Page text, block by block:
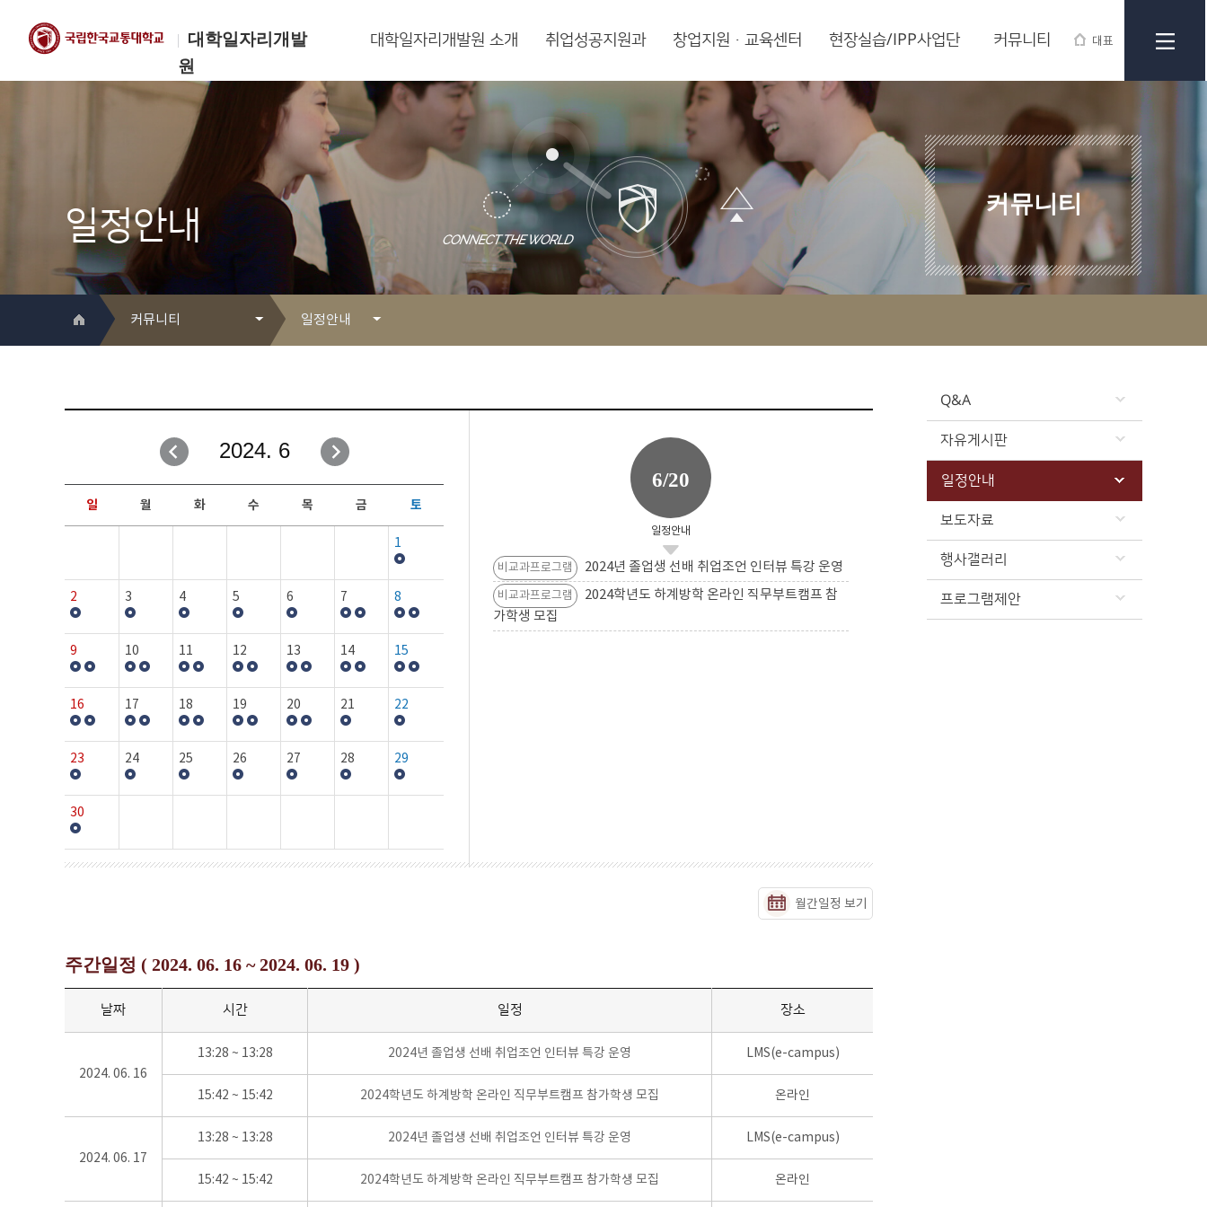
대학일자리개발
원
대표
한국교통대학교
대학일자리개발원
대학일자리개발원 소개 취업성공지원과 창업지원·교육센터 현장실습/IPP사업단 커뮤니티
일정안내
커뮤니티
커뮤니티
취업성공지원과
창업지원·교육센터
현장실습/IPP사업단
커뮤니티
일정안내
자유게시판
일정안내
보도자료
행사갤러리
Q&A
자유게시판
일정안내
보도자료
행사갤러리
프로그램제안
2024. 6
일 월 화 수 목 금 토
1
2 3 4 5 6 7 8
9 10 11 12 13 14 15
16 17 18 19 20 21 22
23 24 25 26 27 28 29
30
6/20
일정안내
비교과프로그램 2024년 졸업생 선배 취업조언 인터뷰 특강 운영
비교과프로그램
2024학년도 하계방학 온라인 직무부트캠프 참
가학생 모집
월간일정 보기
주간일정 ( 2024. 06. 16 ~ 2024. 06. 19 )
날짜 시간 일정 장소
2024. 06. 16
13:28 ~ 13:28 2024년 졸업생 선배 취업조언 인터뷰 특강 운영 LMS(e-campus)
15:42 ~ 15:42 2024학년도 하계방학 온라인 직무부트캠프 참가학생 모집 온라인
2024. 06. 17
13:28 ~ 13:28 2024년 졸업생 선배 취업조언 인터뷰 특강 운영 LMS(e-campus)
15:42 ~ 15:42 2024학년도 하계방학 온라인 직무부트캠프 참가학생 모집 온라인